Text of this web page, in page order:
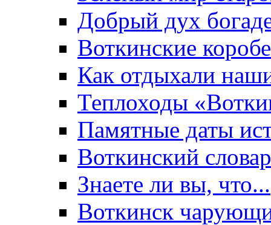
Добрый дух
Воткинские
Как отдыхали
Теплоходы
Памятные даты
Воткинский
Знаете ли вы, что...
Воткинск